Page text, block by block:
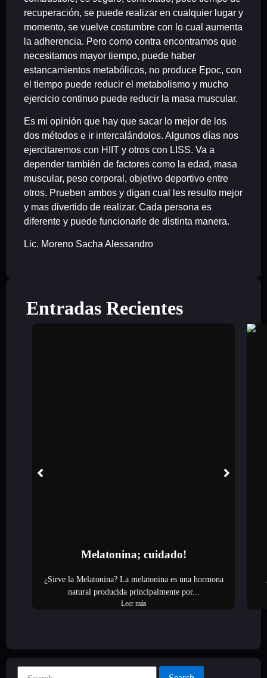
recuperación, se puede realizar en cualquier lugar y
momento, se vuelve costumbre con lo cual aumenta
la adherencia. Pero como contra encontramos que
necesitamos mayor tiempo, puede haber
estancamientos metabólicos, no produce Epoc, con
el tiempo puede reducir el metabolismo y mucho
ejercicio continuo puede reducir la masa muscular.
Es mi opinión que hay que sacar lo mejor de los
dos métodos e ir intercalándolos. Algunos días nos
ejercitaremos con HIIT y otros con LISS. Va a
depender también de factores como la edad, masa
muscular, peso corporal, objetivo deportivo entre
otros. Prueben ambos y digan cual les resulto mejor
y mas divertido de realizar. Cada persona es
diferente y puede funcionarle de distinta manera.
Lic. Moreno Sacha Alessandro
Entradas Recientes
Melatonina; cuidado!
¿Sirve la Melatonina? La melatonina es una hormona
natural producida principalmente por...
Leer más